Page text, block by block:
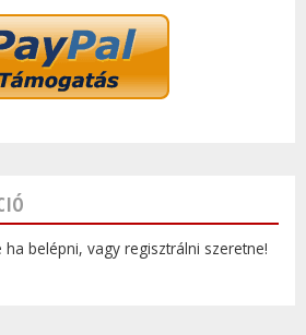
belépni, vagy regisztrálni szeretne!